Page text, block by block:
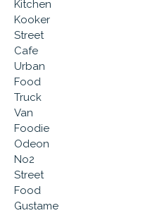
Kitchen
Kooker
Street
Cafe
Urban
Food
Truck
Van
Foodie
Odeon
No2
Street
Food
Gustame